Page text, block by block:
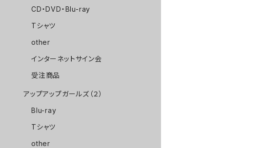
CD・DVD・Blu-ray
Tシャツ
other
インターネットサイン会
受注商品
アップアップガールズ（２）
Blu-ray
Tシャツ
other